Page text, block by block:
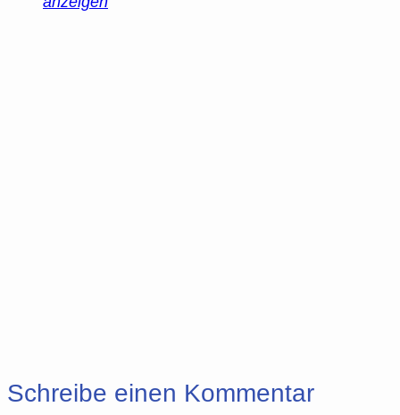
Schreibe einen Kommentar